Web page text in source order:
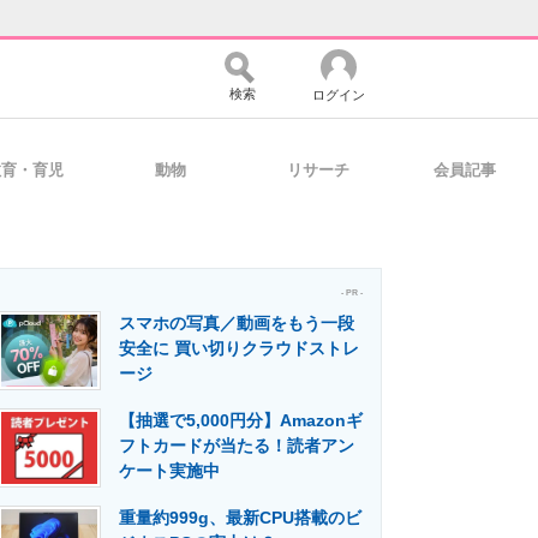
ミュニティ マーケ×ITの今がよく分かる
用を支援
検索 ログイン
・育児 動物 リサーチ 会員記事
- PR -
スマホの写真／動画をもう一段
安全に 買い切りクラウドストレ
ージ
【抽選で5,000円分】Amazonギ
フトカードが当たる！読者アン
ケート実施中
重量約999g、最新CPU搭載のビ